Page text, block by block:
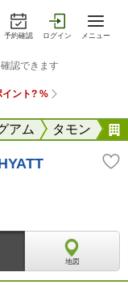
予約確認 ログイン メニュー
アム タモン
地図